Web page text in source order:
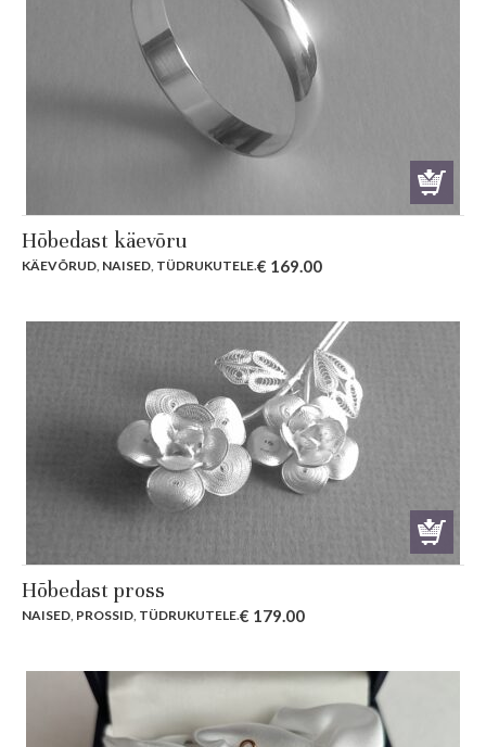
Hõbedast käevõru
KÄEVÕRUD NAISED TÜDRUKUTELE.€ 169.00
Hõbedast pross
NAISED, PROSSID, TÜDRUKUTELE.€ 179.00